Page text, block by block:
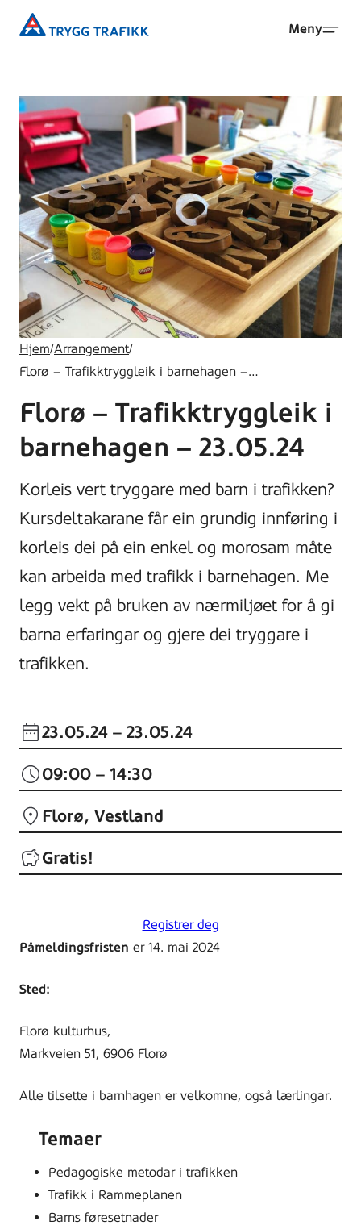
Trygg
Meny
Hjem/Arrangement/
Florø – Trafikktryggleik i barnehagen –…
Florø – Trafikktryggleik i
barnehagen – 23.05.24
Korleis vert tryggare med barn i trafikken?
Kursdeltakarane får ein grundig innføring i
korleis dei på ein enkel og morosam måte
kan arbeida med trafikk i barnehagen. Me
legg vekt på bruken av nærmiljøet for å gi
barna erfaringar og gjere dei tryggare i
trafikken.
23.05.24 – 23.05.24
09:00 – 14:30
Florø Vestland
Gratis!
Registrer deg
Påmeldingsfristen er 14. mai 2024
Sted:
Florø kulturhus,
Markveien 51, 6906 Florø
Alle tilsette i barnhagen er velkomne, også lærlingar.
Temaer
Pedagogiske metodar i trafikken
Trafikk i Rammeplanen
Barns føresetnader